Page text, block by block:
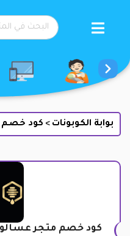
بوابة الكوبونات > كود خصم